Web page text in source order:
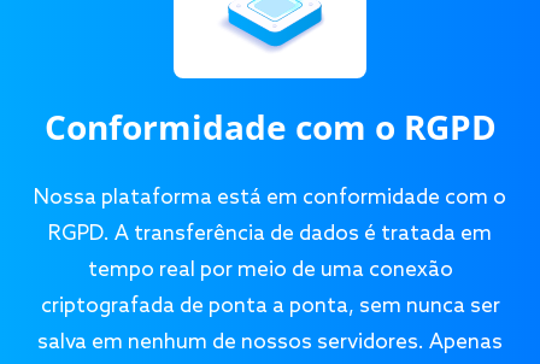
Conformidade com o RGPD
Nossa plataforma está em conformidade com o
RGPD. A transferência de dados é tratada em
tempo real por meio de uma conexão
criptografada de ponta a ponta, sem nunca ser
salva em nenhum de nossos servidores. Apenas